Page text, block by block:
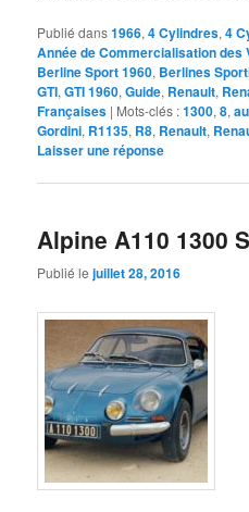
Publié dans1966,4 Cylindres,4
Année de Commercialisation des
Berline Sport 1960, Berlines
GTI,GTI 1960,Guide, Renault,
Françaises | Mots-clés :1300,8,
Gordini, R1135, R8, Renault,
Laisser une réponse
Alpine A110 1300 S
Publié lejuillet 28, 2016